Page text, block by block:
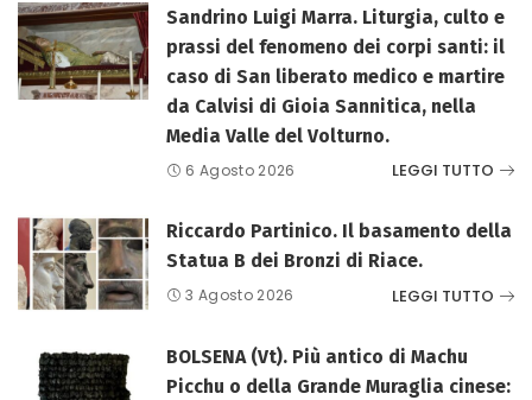
Sandrino Luigi Marra. Liturgia, culto e
prassi del fenomeno dei corpi santi: il
caso di San liberato medico e martire
da Calvisi di Gioia Sannitica, nella
Media Valle del Volturno.
6 Agosto 2026 LEGGI TUTTO
Riccardo Partinico. Il basamento della
Statua B dei Bronzi di Riace.
3 Agosto 2026 LEGGI TUTTO
BOLSENA (Vt). Più antico di Machu
Picchu o della Grande Muraglia cinese: